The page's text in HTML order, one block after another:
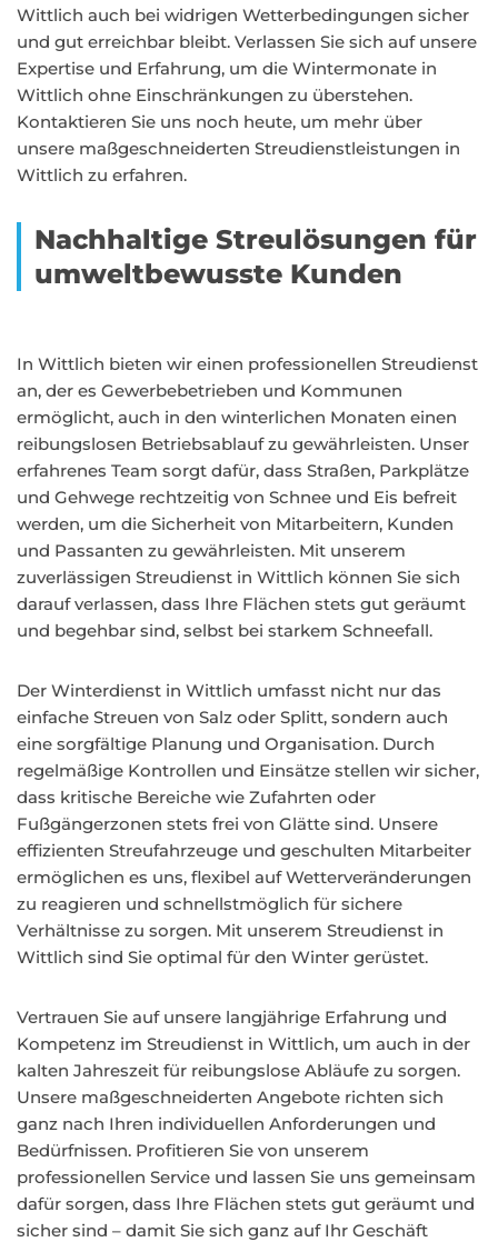
Wittlich auch bei widrigen Wetterbedingungen sicher
und gut erreichbar bleibt. Verlassen Sie sich auf unsere
Expertise und Erfahrung, um die Wintermonate in
Wittlich ohne Einschränkungen zu überstehen.
Kontaktieren Sie uns noch heute, um mehr über
unsere maßgeschneiderten Streudienstleistungen in
Wittlich zu erfahren.
Nachhaltige Streulösungen für
umweltbewusste Kunden
In Wittlich bieten wir einen professionellen Streudienst
an, der es Gewerbebetrieben und Kommunen
ermöglicht, auch in den winterlichen Monaten einen
reibungslosen Betriebsablauf zu gewährleisten. Unser
erfahrenes Team sorgt dafür, dass Straßen, Parkplätze
und Gehwege rechtzeitig von Schnee und Eis befreit
werden, um die Sicherheit von Mitarbeitern, Kunden
und Passanten zu gewährleisten. Mit unserem
zuverlässigen Streudienst in Wittlich können Sie sich
darauf verlassen, dass Ihre Flächen stets gut geräumt
und begehbar sind, selbst bei starkem Schneefall.
Der Winterdienst in Wittlich umfasst nicht nur das
einfache Streuen von Salz oder Splitt, sondern auch
eine sorgfältige Planung und Organisation. Durch
regelmäßige Kontrollen und Einsätze stellen wir sicher,
dass kritische Bereiche wie Zufahrten oder
Fußgängerzonen stets frei von Glätte sind. Unsere
effizienten Streufahrzeuge und geschulten Mitarbeiter
ermöglichen es uns, flexibel auf Wetterveränderungen
zu reagieren und schnellstmöglich für sichere
Verhältnisse zu sorgen. Mit unserem Streudienst in
Wittlich sind Sie optimal für den Winter gerüstet.
Vertrauen Sie auf unsere langjährige Erfahrung und
Kompetenz im Streudienst in Wittlich, um auch in der
kalten Jahreszeit für reibungslose Abläufe zu sorgen.
Unsere maßgeschneiderten Angebote richten sich
ganz nach Ihren individuellen Anforderungen und
Bedürfnissen. Profitieren Sie von unserem
professionellen Service und lassen Sie uns gemeinsam
dafür sorgen, dass Ihre Flächen stets gut geräumt und
sicher sind – damit Sie sich ganz auf Ihr Geschäft